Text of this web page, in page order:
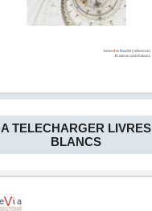
A TELECHARGER LIVRES
BLANCS